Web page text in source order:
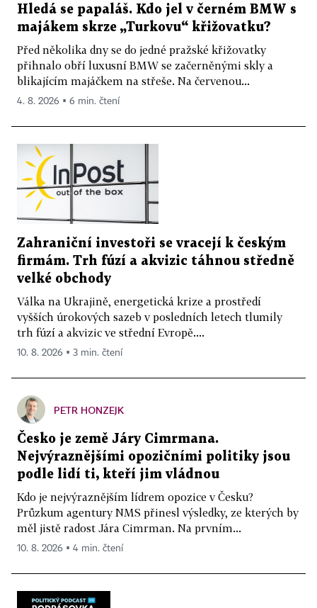
Hledá se papaláš. Kdo jel v černém BMW s
majákem skrze „Turkovu“ křižovatku?
Před několika dny se do jedné pražské křižovatky
přihnalo obří luxusní BMW se začerněnými skly a
blikajícím majáčkem na střeše. Na červenou...
4. 8. 2026 ▪ 6 min. čtení
Zahraniční investoři se vracejí k českým
firmám. Trh fúzí a akvizic táhnou středně
velké obchody
Válka na Ukrajině, energetická krize a prostředí
vyšších úrokových sazeb v posledních letech tlumily
trh fúzí a akvizic ve střední Evropě....
10. 8. 2026 ▪ 3 min. čtení
PETR HONZEJK
Česko je země Járy Cimrmana.
Nejvýraznějšími opozičními politiky jsou
podle lidí ti, kteří jim vládnou
Kdo je nejvýraznějším lídrem opozice v Česku?
Průzkum agentury NMS přinesl výsledky, ze kterých by
měl jistě radost Jára Cimrman. Na prvním...
10. 8. 2026 ▪ 4 min. čtení